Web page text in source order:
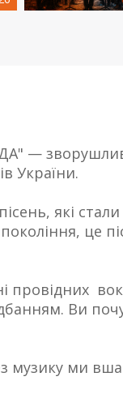
—
України.
які
це
провідних
Ви
музику ми